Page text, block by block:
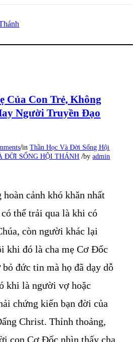
Của Con Trẻ, Không
Người Truyền Đạo
/inThần Học Và Đời Sống Hội
ĐỜI SỐNG HỘI THÁNH /byadmin
cảnh khó khăn nhất
thể trải qua là khi có
còn người khác lại
khi đó là cha mẹ Cơ Đốc
đức tin mà họ đã dạy dỗ
khi là người vợ hoặc
chứng kiến bạn đời của
Christ. Thỉnh thoảng,
con Cơ Đốc nhìn thấy cha